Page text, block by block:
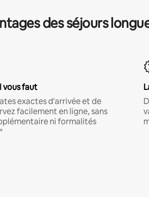
des séjours
vous faut
exactes d'arrivée et de
facilement en ligne, sans
ni formalités